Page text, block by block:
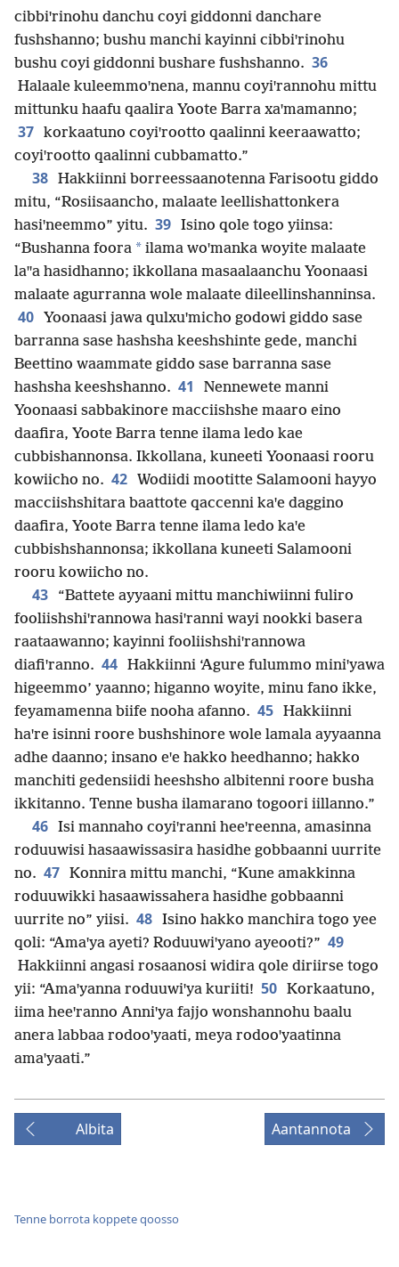
cibbiꞌrinohu danchu coyi giddonni danchare
fushshanno; bushu manchi kayinni cibbiꞌrinohu
bushu coyi giddonni bushare fushshanno. 36
Halaale kuleemmoꞌnena, mannu coyiꞌrannohu mittu
mittunku haafu qaalira Yoote Barra xaꞌmamanno;
37 korkaatuno coyiꞌrootto qaalinni keeraawatto;
coyiꞌrootto qaalinni cubbamatto.”
38 Hakkiinni borreessaanotenna Farisootu giddo
mitu, “Rosiisaancho, malaate leellishattonkera
hasiꞌneemmo” yitu. 39 Isino qole togo yiinsa:
“Bushanna foora * ilama woꞌmanka woyite malaate
laꞌꞌa hasidhanno; ikkollana masaalaanchu Yoonaasi
malaate agurranna wole malaate dileellinshanninsa.
40
Yoonaasi jawa qulxuꞌmicho godowi giddo sase
barranna sase hashsha keeshshinte gede, manchi
Beettino waammate giddo sase barranna sase
hashsha keeshshanno. 41
Nennewete manni
Yoonaasi sabbakinore macciishshe maaro eino
daafira, Yoote Barra tenne ilama ledo kae
cubbishannonsa. Ikkollana, kuneeti Yoonaasi rooru
kowiicho no. 42 Wodiidi mootitte Salamooni hayyo
macciishshitara baattote qaccenni kaꞌe daggino
daafira, Yoote Barra tenne ilama ledo kaꞌe
cubbishshannonsa; ikkollana kuneeti Salamooni
rooru kowiicho no.
43
“Battete ayyaani mittu manchiwiinni fuliro
fooliishshiꞌrannowa hasiꞌranni wayi nookki basera
raataawanno; kayinni fooliishshiꞌrannowa
diafiꞌranno. 44 Hakkiinni ‘Agure fulummo miniꞌyawa
higeemmo’ yaanno; higanno woyite, minu fano ikke,
feyamamenna biife nooha afanno. 45 Hakkiinni
haꞌre isinni roore bushshinore wole lamala ayyaanna
adhe daanno; insano eꞌe hakko heedhanno; hakko
manchiti gedensiidi heeshsho albitenni roore busha
ikkitanno. Tenne busha ilamarano togoori iillanno.”
46 Isi mannaho coyiꞌranni heeꞌreenna, amasinna
roduuwisi hasaawissasira hasidhe gobbaanni uurrite
no. 47 Konnira mittu manchi, “Kune amakkinna
roduuwikki hasaawissahera hasidhe gobbaanni
uurrite no” yiisi. 48 Isino hakko manchira togo yee
qoli: “Amaꞌya ayeti? Roduuwiꞌyano ayeooti?” 49
Hakkiinni angasi rosaanosi widira qole diriirse togo
yii: “Amaꞌyanna roduuwiꞌya kuriiti! 50 Korkaatuno,
iima heeꞌranno Anniꞌya fajjo wonshannohu baalu
anera labbaa rodooꞌyaati, meya rodooꞌyaatinna
amaꞌyaati.”
Albita Aantannota
Tenne borrota koppete qoosso